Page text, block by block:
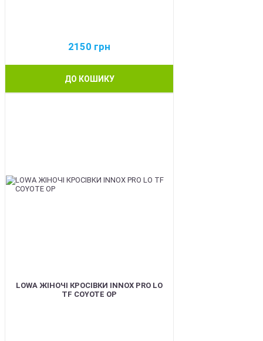
2150 грн
ДО КОШИКУ
LOWA ЖІНОЧІ КРОСІВКИ INNOX PRO LO
TF COYOTE OP